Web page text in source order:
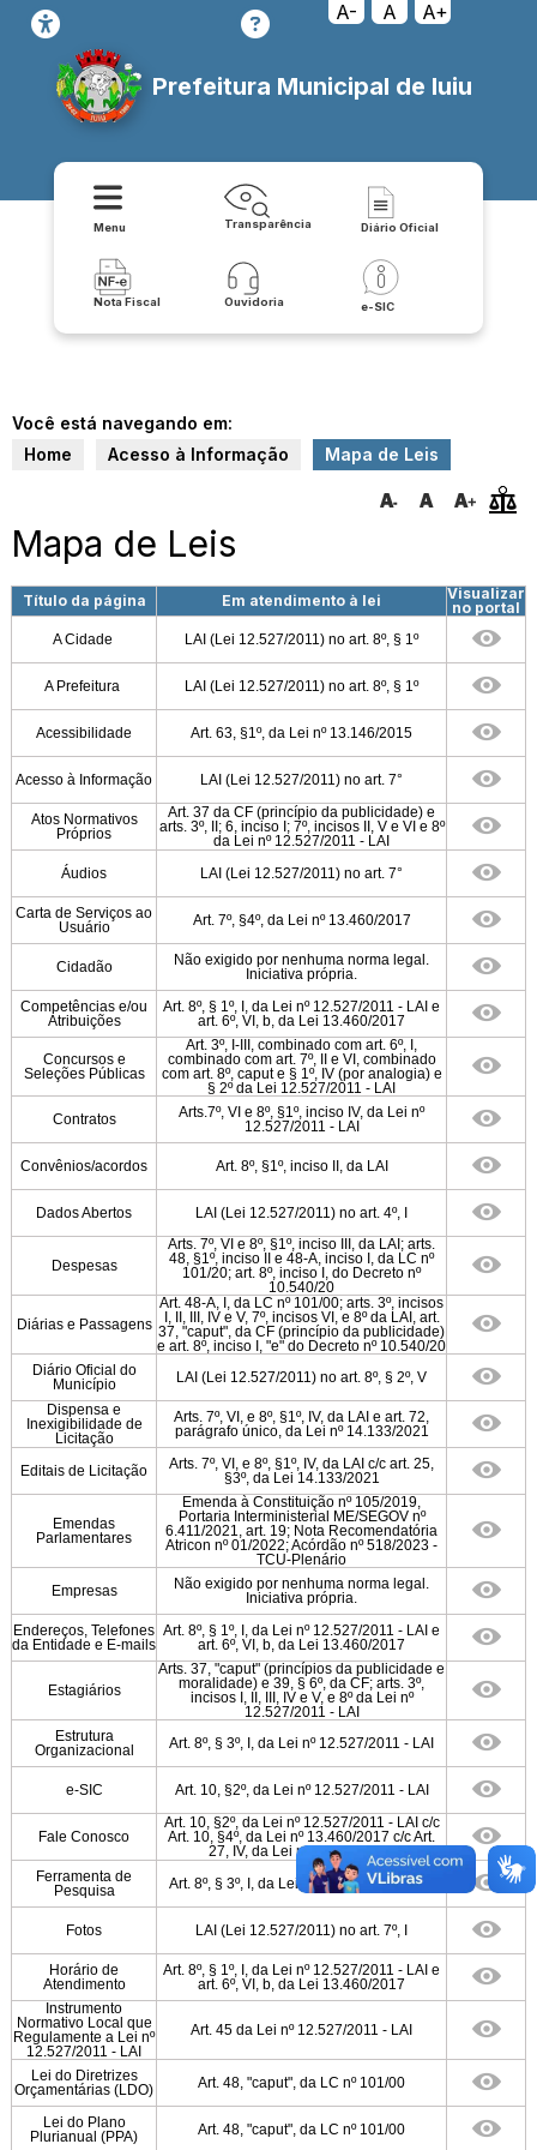
A- A A+
Prefeitura Municipal de Iuiu
Menu Transparência Diário Oficial
Nota Fiscal Ouvidoria e-SIC
Você está navegando em:
Home
Acesso à Informação Mapa de Leis
Mapa de Leis
Título da página Em atendimento à lei
Visualizar
no portal
A Cidade LAI (Lei 12.527/2011) no art. 8º, § 1º
A Prefeitura LAI (Lei 12.527/2011) no art. 8º, § 1º
Acessibilidade Art. 63, §1º, da Lei nº 13.146/2015
Acesso à Informação LAI (Lei 12.527/2011) no art. 7°
Atos Normativos
Próprios
Art. 37 da CF (princípio da publicidade) e
arts. 3º, II; 6, inciso I; 7º, incisos II, V e VI e 8º
da Lei nº 12.527/2011 - LAI
Áudios
LAI (Lei 12.527/2011) no art. 7°
Carta de Serviços ao
Usuário
Art. 7º, §4º, da Lei nº 13.460/2017
Cidadão
Não exigido por nenhuma norma legal.
Iniciativa própria.
Competências e/ou
Atribuições
Art. 8º, § 1º, I, da Lei nº 12.527/2011 - LAI e
art. 6º, VI, b, da Lei 13.460/2017
Concursos e
Seleções Públicas
Art. 3º, I-III, combinado com art. 6º, I,
combinado com art. 7º, II e VI, combinado
com art. 8º, caput e § 1º, IV (por analogia) e
§ 2º da Lei 12.527/2011 - LAI
Contratos
Arts.7º, VI e 8º, §1º, inciso IV, da Lei nº
12.527/2011 - LAI
Convênios/acordos Art. 8º, §1º, inciso II, da LAI
Dados Abertos LAI (Lei 12.527/2011) no art. 4º, I
Despesas
Arts. 7º, VI e 8º, §1º, inciso III, da LAI; arts.
48, §1º, inciso II e 48-A, inciso I, da LC nº
101/20; art. 8º, inciso I, do Decreto nº
10.540/20
Diárias e Passagens
Art. 48-A, I, da LC nº 101/00; arts. 3º, incisos
I, II, III, IV e V, 7º, incisos VI, e 8º da LAI, art.
37, "caput", da CF (princípio da publicidade)
e art. 8º, inciso I, "e" do Decreto nº 10.540/20
Diário Oficial do
Município
LAI (Lei 12.527/2011) no art. 8º, § 2º, V
Dispensa e
Inexigibilidade de
Licitação
Arts. 7º, VI, e 8º, §1º, IV, da LAI e art. 72,
parágrafo único, da Lei nº 14.133/2021
Editais de Licitação
Arts. 7º, VI, e 8º, §1º, IV, da LAI c/c art. 25,
§3º, da Lei 14.133/2021
Emendas
Parlamentares
Emenda à Constituição nº 105/2019,
Portaria Interministerial ME/SEGOV nº
6.411/2021, art. 19; Nota Recomendatória
Atricon nº 01/2022; Acórdão nº 518/2023 -
TCU-Plenário
Empresas
Não exigido por nenhuma norma legal.
Iniciativa própria.
Endereços, Telefones
da Entidade e E-mails
Art. 8º, § 1º, I, da Lei nº 12.527/2011 - LAI e
art. 6º, VI, b, da Lei 13.460/2017
Estagiários
Arts. 37, "caput" (princípios da publicidade e
moralidade) e 39, § 6º, da CF; arts. 3º,
incisos I, II, III, IV e V, e 8º da Lei nº
12.527/2011 - LAI
Estrutura
Organizacional
Art. 8º, § 3º, I, da Lei nº 12.527/2011 - LAI
e­-SIC Art. 10, §2º, da Lei nº 12.527/2011 - LAI
Fale Conosco
Art. 10, §2º, da Lei nº 12.527/2011 - LAI c/c
Art. 10, §4º, da Lei nº 13.460/2017 c/c Art.
27, IV, da Lei nº 14.129/2021
Ferramenta de
Pesquisa
Art. 8º, § 3º, I, da Lei nº 12.527/2011 - LAI
Fotos LAI (Lei 12.527/2011) no art. 7º, I
Horário de
Atendimento
Art. 8º, § 1º, I, da Lei nº 12.527/2011 - LAI e
art. 6º, VI, b, da Lei 13.460/2017
Instrumento
Normativo Local que
Regulamente a Lei nº
12.527/2011 - LAI
Art. 45 da Lei nº 12.527/2011 - LAI
Lei do Diretrizes
Orçamentárias (LDO)
Art. 48, "caput", da LC nº 101/00
Lei do Plano
Plurianual (PPA)
Art. 48, "caput", da LC nº 101/00